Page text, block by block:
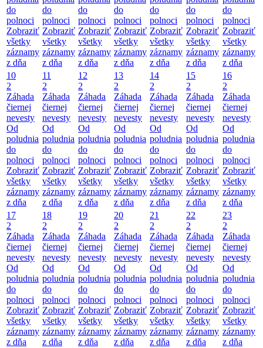
do
polnoci
Zobraziť
všetky
záznamy
z dňa
do
polnoci
Zobraziť
všetky
záznamy
z dňa
do
polnoci
Zobraziť
všetky
záznamy
z dňa
do
polnoci
Zobraziť
všetky
záznamy
z dňa
do
polnoci
Zobraziť
všetky
záznamy
z dňa
do
polnoci
Zobraziť
všetky
záznamy
z dňa
do
polnoci
Zobraziť
všetky
záznamy
z dňa
10
2
Záhada
čiernej
nevesty
Od
poludnia
do
polnoci
Zobraziť
všetky
záznamy
z dňa
11
2
Záhada
čiernej
nevesty
Od
poludnia
do
polnoci
Zobraziť
všetky
záznamy
z dňa
12
2
Záhada
čiernej
nevesty
Od
poludnia
do
polnoci
Zobraziť
všetky
záznamy
z dňa
13
2
Záhada
čiernej
nevesty
Od
poludnia
do
polnoci
Zobraziť
všetky
záznamy
z dňa
14
2
Záhada
čiernej
nevesty
Od
poludnia
do
polnoci
Zobraziť
všetky
záznamy
z dňa
15
2
Záhada
čiernej
nevesty
Od
poludnia
do
polnoci
Zobraziť
všetky
záznamy
z dňa
16
2
Záhada
čiernej
nevesty
Od
poludnia
do
polnoci
Zobraziť
všetky
záznamy
z dňa
17
2
Záhada
čiernej
nevesty
Od
poludnia
do
polnoci
Zobraziť
všetky
záznamy
z dňa
18
2
Záhada
čiernej
nevesty
Od
poludnia
do
polnoci
Zobraziť
všetky
záznamy
z dňa
19
2
Záhada
čiernej
nevesty
Od
poludnia
do
polnoci
Zobraziť
všetky
záznamy
z dňa
20
2
Záhada
čiernej
nevesty
Od
poludnia
do
polnoci
Zobraziť
všetky
záznamy
z dňa
21
2
Záhada
čiernej
nevesty
Od
poludnia
do
polnoci
Zobraziť
všetky
záznamy
z dňa
22
2
Záhada
čiernej
nevesty
Od
poludnia
do
polnoci
Zobraziť
všetky
záznamy
z dňa
23
2
Záhada
čiernej
nevesty
Od
poludnia
do
polnoci
Zobraziť
všetky
záznamy
z dňa